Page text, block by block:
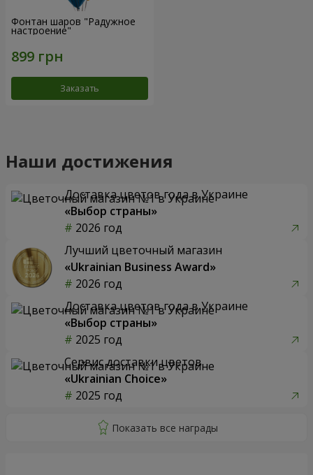
Фонтан шаров "Радужное
настроение"
Заказать
Наши достижения
Доставка цветов года в Украине
«Выбор страны»
2026 год
Лучший цветочный магазин
«Ukrainian Business Award»
2026 год
Доставка цветов года в Украине
«Выбор страны»
2025 год
Сервис доставки цветов
«Ukrainian Choice»
2025 год